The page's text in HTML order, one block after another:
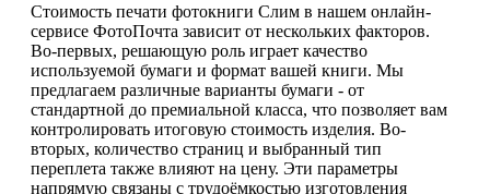
Стоимость печати фотокниги Слим в нашем онлайн-
сервисе ФотоПочта зависит от нескольких факторов.
Во-первых, решающую роль играет качество
используемой бумаги и формат вашей книги. Мы
предлагаем различные варианты бумаги - от
стандартной до премиальной класса, что позволяет вам
контролировать итоговую стоимость изделия. Во-
вторых, количество страниц и выбранный тип
переплета также влияют на цену. Эти параметры
напрямую связаны с трудоёмкостью изготовления